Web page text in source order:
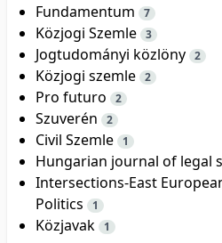
Fundamentum 7
Közjogi Szemle 3
Jogtudományi közlöny 2
Közjogi szemle 2
Pro futuro 2
Szuverén 2
Civil Szemle 1
Hungarian journal of legal
Intersections-East
Politics
1
Közjavak 1